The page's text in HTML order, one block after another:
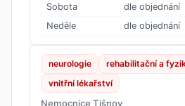
Sobota
dle objednání
Neděle
dle objednání
neurologie
rehabilitační a
vnitřní lékařství
Nemocnice Tišnov